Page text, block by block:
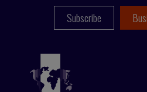
Subscribe